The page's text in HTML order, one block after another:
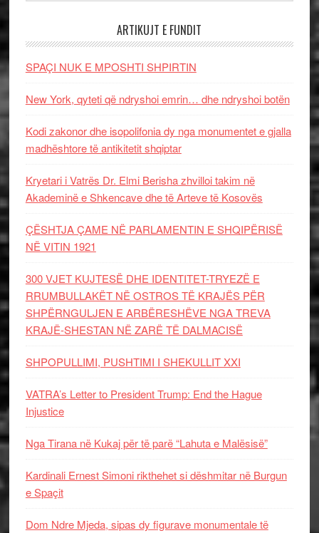
ARTIKUJT E FUNDIT
SPAÇI NUK E MPOSHTI SHPIRTIN
New York, qyteti që ndryshoi emrin… dhe ndryshoi botën
Kodi zakonor dhe isopolifonia dy nga monumentet e gjalla
madhështore të antikitetit shqiptar
Kryetari i Vatrës Dr. Elmi Berisha zhvilloi takim në
Akademinë e Shkencave dhe të Arteve të Kosovës
ÇËSHTJA ÇAME NË PARLAMENTIN E SHQIPËRISË
NË VITIN 1921
300 VJET KUJTESË DHE IDENTITET-TRYEZË E
RRUMBULLAKËT NË OSTROS TË KRAJËS PËR
SHPËRNGULJEN E ARBËRESHËVE NGA TREVA
KRAJË-SHESTAN NË ZARË TË DALMACISË
SHPOPULLIMI, PUSHTIMI I SHEKULLIT XXI
VATRA’s Letter to President Trump: End the Hague
Injustice
Nga Tirana në Kukaj për të parë “Lahuta e Malësisë”
Kardinali Ernest Simoni rikthehet si dëshmitar në Burgun
e Spaçit
Dom Ndre Mjeda, sipas dy figurave monumentale të